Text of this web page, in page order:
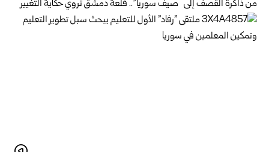
من ذاكرة القصف إلى “صيف سوريا”.. قلعة دمشق تروي حكاية التغيير